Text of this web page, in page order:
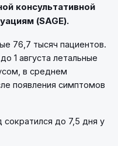
консультативной
(SAGE).
76,7 тысяч пациентов.
1 августа летальные
в среднем
появления симптомов
до 7,5 дня у